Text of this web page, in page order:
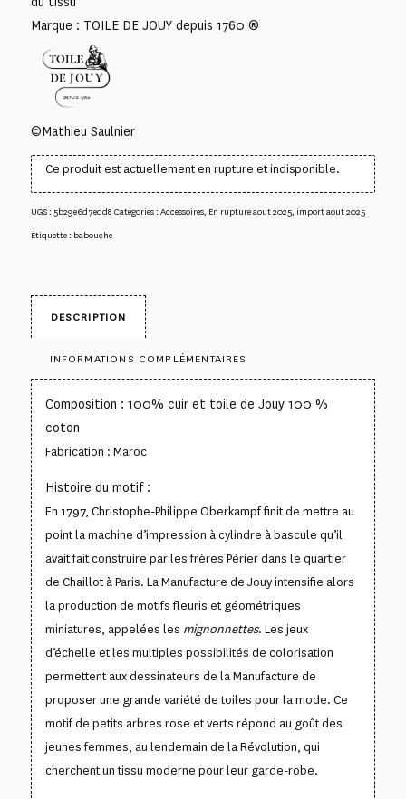
Marque : TOILE DE JOUY depuis 1760 ®
©Mathieu Saulnier
Ce produit est actuellement en rupture et indisponible.
UGS : 5b29e6d7edd8 Catégories :Accessoires, En rupture aout 2025, import aout 2025
Étiquette : babouche
DESCRIPTION
INFORMATIONS COMPLÉMENTAIRES
Composition : 100% cuir et toile de Jouy 100 %
coton
Fabrication : Maroc
Histoire du motif :
En 1797, Christophe-Philippe Oberkampf finit de mettre au
point la machine d’impression à cylindre à bascule qu’il
avait fait construire par les frères Périer dans le quartier
de Chaillot à Paris. La Manufacture de Jouy intensifie alors
la production de motifs fleuris et géométriques
miniatures, appelées les mignonnettes. Les jeux
d’échelle et les multiples possibilités de colorisation
permettent aux dessinateurs de la Manufacture de
proposer une grande variété de toiles pour la mode. Ce
motif de petits arbres rose et verts répond au goût des
jeunes femmes, au lendemain de la Révolution, qui
cherchent un tissu moderne pour leur garde-robe.